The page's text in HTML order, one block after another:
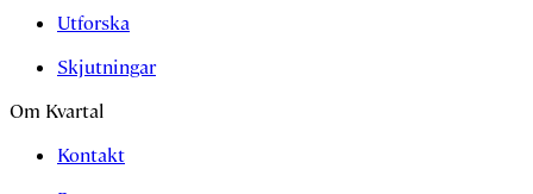
Utforska
Skjutningar
Om Kvartal
Kontakt